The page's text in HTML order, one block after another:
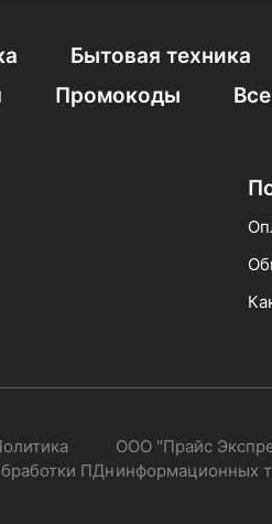
Бытовая техника
Промокоды
ПДн
ООО "Прайс
информационных